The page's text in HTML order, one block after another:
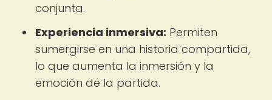
conjunta.
Experiencia inmersiva: Permiten
sumergirse en una historia compartida,
lo que aumenta la inmersión y la
emoción de la partida.